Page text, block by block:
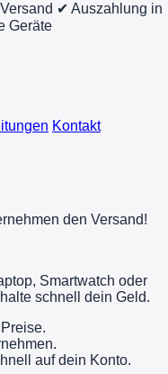
✔ Auszahlung in
Geräte
Kontakt
den Versand!
Smartwatch oder
schnell dein Geld.
auf dein Konto.